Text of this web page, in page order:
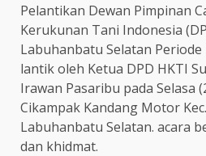
Pelantikan Dewan Pimpinan
Kerukunan Tani Indonesia
Labuhanbatu Selatan Periode
lantik oleh Ketua DPD HKTI
Irawan Pasaribu pada Selasa
Cikampak Kandang Motor
Labuhanbatu Selatan. acara
dan khidmat.